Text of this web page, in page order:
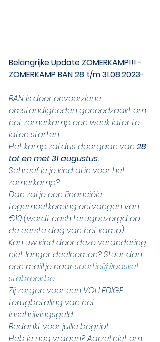
Belangrijke Update ZOMERKAMP!!! -
ZOMERKAMP BAN 28 t/m 31.08.2023-
BAN is door onvoorziene
omstandigheden genoodzaakt om
het zomerkamp een week later te
laten starten.
Het kamp zal dus doorgaan van 28
tot en met 31 augustus.
Schreef je je kind al in voor het
zomerkamp?
Dan zal je een financiële
tegemoetkoming ontvangen van
€10 (wordt cash terugbezorgd op
de eerste dag van het kamp).
Kan uw kind door deze verandering
niet langer deelnemen? Stuur dan
een mailtje naar sportief@basket-
stabroek.be.
Zij zorgen voor een VOLLEDIGE
terugbetaling van het
inschrijvingsgeld.
Bedankt voor jullie begrip!
Heb je nog vragen? Aarzel niet om